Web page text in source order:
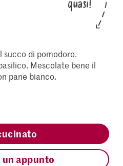
quasi!
succo di pomodoro.
Mescolate bene il
pane bianco.
appunto